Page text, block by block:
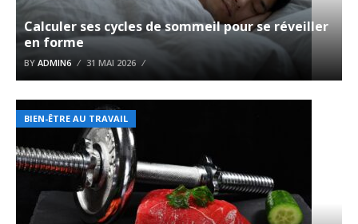
Calculer ses cycles de sommeil pour se réveiller
en forme
BY ADMIN6 31 MAI 2026
BIEN-ÊTRE AU TRAVAIL